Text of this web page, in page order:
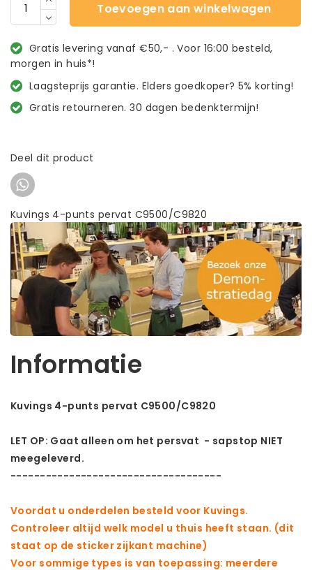
Toevoegen aan winkelwagen
Gratis levering vanaf €50,- . Voor 16:00 besteld,
morgen in huis*!
Laagsteprijs garantie. Elders goedkoper? 5% korting!
Gratis retourneren. 30 dagen bedenktermijn!
Deel dit product
Kuvings 4-punts pervat C9500/C9820
Informatie
Kuvings 4-punts pervat C9500/C9820
LET OP: Gaat alleen om het persvat - sapstop NIET
meegeleverd.
------------------------------------
Voordat u onderdelen besteld voor Kuvings.
Controleer altijd welk model u thuis heeft staan. (dit
staat op de sticker zijkant machine)
Voor sommige types is van toepassing: meerdere